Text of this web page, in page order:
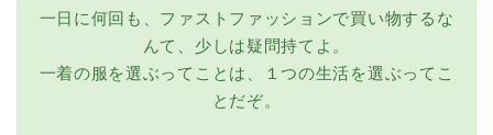
一日に何回も、ファストファッションで買い物するな
んて、少しは疑問持てよ。
一着の服を選ぶってことは、１つの生活を選ぶってこ
とだぞ。